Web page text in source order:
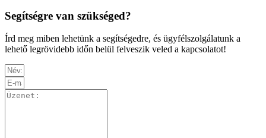
was:
18.970 Ft.
is:
16.300 Ft.
variációja
van.
Segítségre van szükséged?
Írd meg miben lehetünk a segítségedre, és ügyfélszolgálatunk a
lehető legrövidebb időn belül felveszik veled a kapcsolatot!